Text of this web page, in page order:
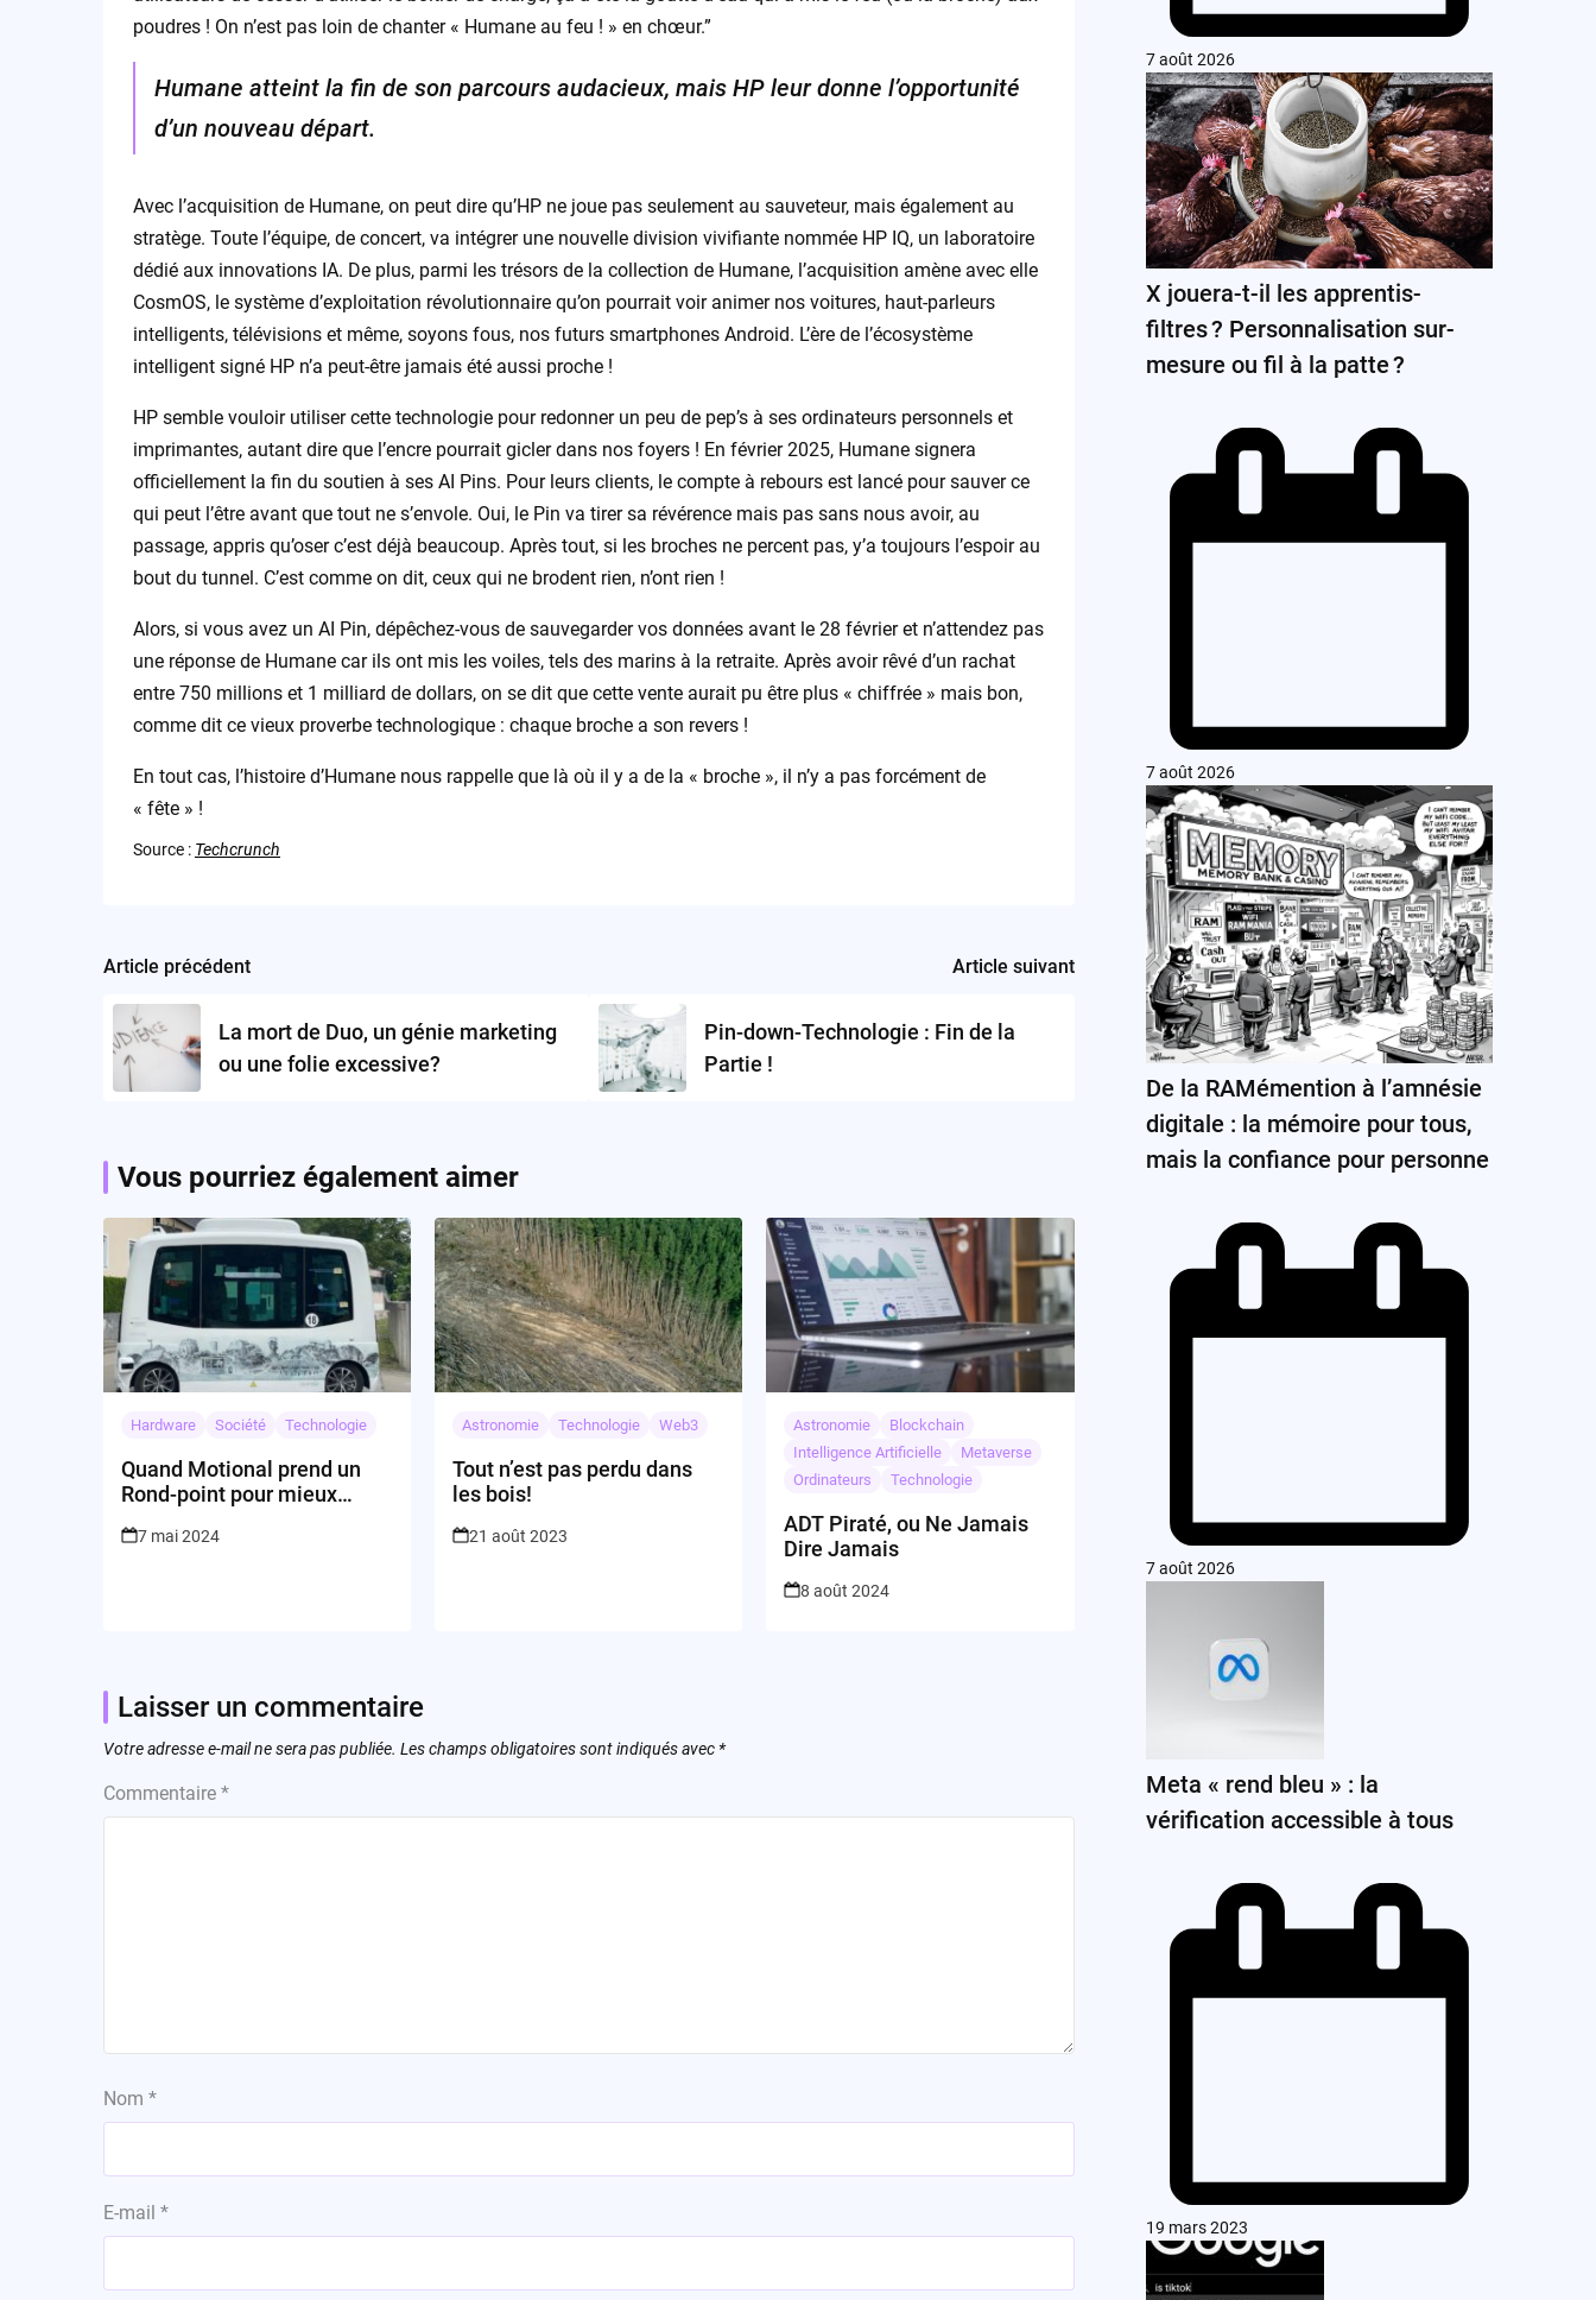
poudres ! On n’est pas loin de chanter « Humane au feu ! » en chœur.”
Humane atteint la fin de son parcours audacieux, mais HP leur donne l’opportunité
d’un nouveau départ.
Avec l’acquisition de Humane, on peut dire qu’HP ne joue pas seulement au sauveteur, mais également au
stratège. Toute l’équipe, de concert, va intégrer une nouvelle division vivifiante nommée HP IQ, un laboratoire
dédié aux innovations IA. De plus, parmi les trésors de la collection de Humane, l’acquisition amène avec elle
CosmOS, le système d’exploitation révolutionnaire qu’on pourrait voir animer nos voitures, haut-parleurs
intelligents, télévisions et même, soyons fous, nos futurs smartphones Android. L’ère de l’écosystème
intelligent signé HP n’a peut-être jamais été aussi proche !
HP semble vouloir utiliser cette technologie pour redonner un peu de pep’s à ses ordinateurs personnels et
imprimantes, autant dire que l’encre pourrait gicler dans nos foyers ! En février 2025, Humane signera
officiellement la fin du soutien à ses AI Pins. Pour leurs clients, le compte à rebours est lancé pour sauver ce
qui peut l’être avant que tout ne s’envole. Oui, le Pin va tirer sa révérence mais pas sans nous avoir, au
passage, appris qu’oser c’est déjà beaucoup. Après tout, si les broches ne percent pas, y’a toujours l’espoir au
bout du tunnel. C’est comme on dit, ceux qui ne brodent rien, n’ont rien !
Alors, si vous avez un AI Pin, dépêchez-vous de sauvegarder vos données avant le 28 février et n’attendez pas
une réponse de Humane car ils ont mis les voiles, tels des marins à la retraite. Après avoir rêvé d’un rachat
entre 750 millions et 1 milliard de dollars, on se dit que cette vente aurait pu être plus « chiffrée » mais bon,
comme dit ce vieux proverbe technologique : chaque broche a son revers !
En tout cas, l’histoire d’Humane nous rappelle que là où il y a de la « broche », il n’y a pas forcément de
« fête » !
Source : Techcrunch
Post
navigation
Article précédent
La mort de Duo, un génie marketing
ou une folie excessive?
Article suivant
Pin-down-Technologie : Fin de la
Partie !
Vous pourriez également aimer
Hardware Société Technologie
Quand Motional prend un
Rond-point pour mieux
7 mai 2024
Astronomie Technologie Web3
Tout n’est pas perdu dans
les bois!
21 août 2023
Astronomie
Blockchain
Intelligence Artificielle
Metaverse
Ordinateurs
Technologie
ADT Piraté, ou Ne Jamais
Dire Jamais
8 août 2024
Laisser un commentaire
Votre adresse e-mail ne sera pas publiée. Les champs obligatoires sont indiqués avec *
Commentaire *
Nom *
E-mail *
7 août 2026
X jouera-t-il les apprentis-
filtres ? Personnalisation sur-
mesure ou fil à la patte ?
7 août 2026
De la RAMémention à l’amnésie
digitale : la mémoire pour tous,
mais la confiance pour personne
7 août 2026
Meta « rend bleu » : la
vérification accessible à tous
19 mars 2023